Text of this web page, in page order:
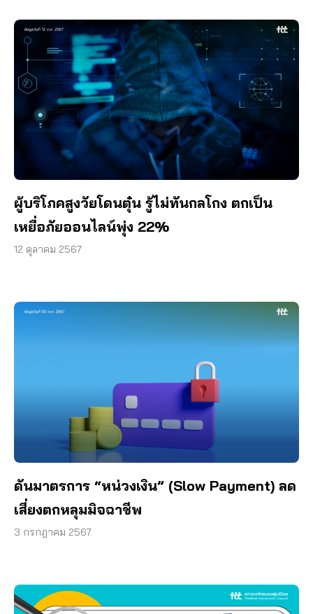
ผู้บริโภคสูงวัยโดนตุ๋น รู้ไม่ทันกลโกง ตกเป็น
เหยื่อภัยออนไลน์พุ่ง 22%
12 ตุลาคม 2567
ดันมาตรการ “หน่วงเงิน” (Slow Payment) ลด
เสี่ยงตกหลุมมิจฉาชีพ
3 กรกฎาคม 2567